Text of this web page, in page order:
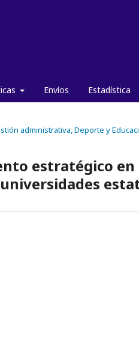
Envíos Estadística
administrativa, Deporte y
estratégico en